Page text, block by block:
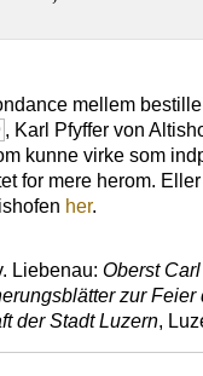
mellem
, Karl Pfyffer von
kunne virke som
for mere herom.
her.
Liebenau: Oberst
zur
der Stadt Luzern,